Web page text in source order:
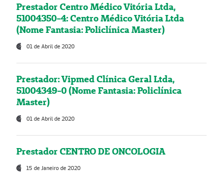
Prestador Centro Médico Vitória Ltda,
51004350-4: Centro Médico Vitória Ltda
(Nome Fantasia: Policlínica Master)
01 de Abril de 2020
Prestador: Vipmed Clínica Geral Ltda,
51004349-0 (Nome Fantasia: Policlínica
Master)
01 de Abril de 2020
Prestador CENTRO DE ONCOLOGIA
15 de Janeiro de 2020